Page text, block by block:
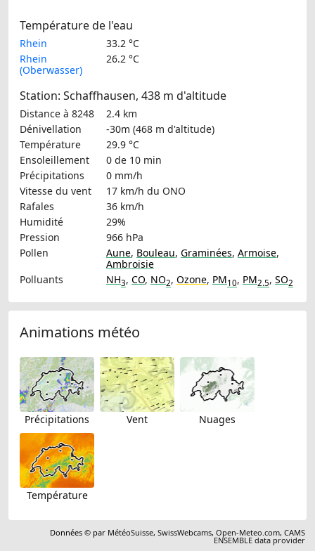
Température de l'eau
Rhein
33.2 °C
Rhein
(Oberwasser)
26.2 °C
Station: Schaffhausen, 438 m d'altitude
Distance à 8248
2.4 km
Dénivellation
-30m (468 m d'altitude)
Température
29.9 °C
Ensoleillement
0 de 10 min
Précipitations
0 mm/h
Vitesse du vent
17 km/h du ONO
Rafales
36 km/h
Humidité
29%
Pression
966 hPa
Pollen
Aune, Bouleau, Graminées, Armoise,
Ambroisie
Polluants
NH3, CO, NO2, Ozone, PM10, PM2.5, SO2
Animations météo
Précipitations Vent Nuages
Température
Données © par MétéoSuisse,SwissWebcams,Open-Meteo.com,CAMS
ENSEMBLE data provider